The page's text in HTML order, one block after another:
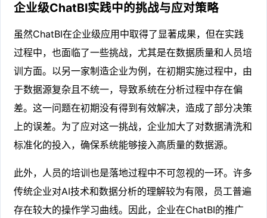
企业级ChatBI实践中的挑战与应对策略
虽然ChatBI在企业级应用中取得了显著成果，但在实践
过程中，也面临了一些挑战，尤其是在数据质量和人员培
训方面。以另一家制造企业为例，在初期实施过程中，由
于数据源复杂且不统一，导致系统在分析过程中存在偏
差。这一问题在初期没有得到有效解决，造成了部分决策
上的误差。为了应对这一挑战，企业加大了对数据清洗和
标准化的投入，确保系统能够接入高质量的数据源。
此外，人员的培训也是落地过程中不可忽视的一环。许多
传统企业对AI技术和数据分析的理解较为有限，员工普遍
存在较大的操作学习曲线。因此，企业在ChatBI的推广